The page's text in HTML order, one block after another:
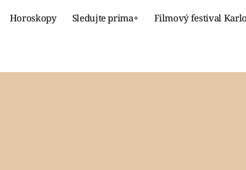
Horoskopy Sledujte prima+ Filmový festival